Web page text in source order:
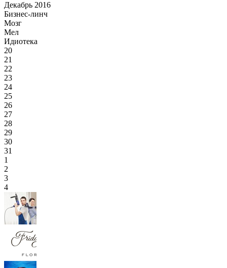
Декабрь 2016
Бизнес-линч
Мозг
Мел
Идиотека
20
21
22
23
24
25
26
27
28
29
30
31
1
2
3
4